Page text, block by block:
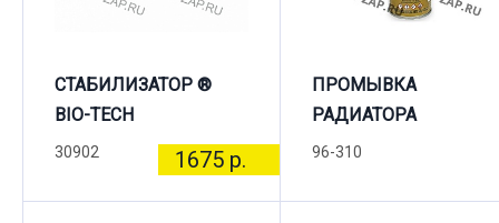
СТАБИЛИЗАТОР ®
BIO-TECH
30902 1675 р.
ПРОМЫВКА
РАДИАТОРА
96-310